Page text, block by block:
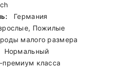
Германия
Пожилые
малого размера
Нормальный
премиум класса